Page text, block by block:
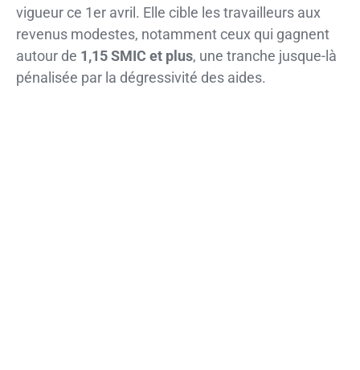
vigueur ce 1er avril. Elle cible les travailleurs aux
revenus modestes, notamment ceux qui gagnent
autour de 1,15 SMIC et plus, une tranche jusque-là
pénalisée par la dégressivité des aides.